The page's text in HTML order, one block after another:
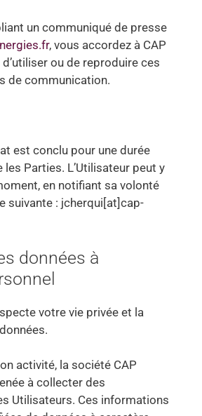
un communiqué de presse
, vous accordez à CAP
ou de reproduire ces
de communication.
est conclu pour une durée
Parties. L’Utilisateur peut y
en notifiant sa volonté
suivante : jcherqui[at]cap-
données à
votre vie privée et la
activité, la société CAP
à collecter des
Utilisateurs. Ces informations